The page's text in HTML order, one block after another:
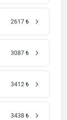
2617 ₺
3087 ₺
3412 ₺
3438 ₺